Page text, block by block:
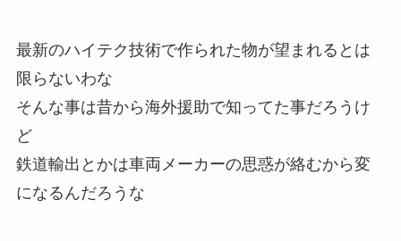
最新のハイテク技術で作られた物が望まれるとは
限らないわな
そんな事は昔から海外援助で知ってた事だろうけ
ど
鉄道輸出とかは車両メーカーの思惑が絡むから変
になるんだろうな